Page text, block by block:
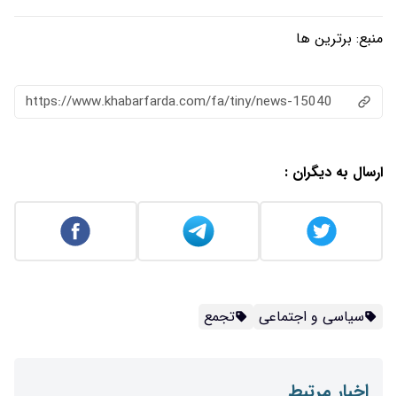
منبع: برترین ها
https://www.khabarfarda.com/fa/tiny/news-15040
ارسال به دیگران :
سیاسی و اجتماعی تجمع